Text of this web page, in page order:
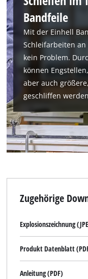
This
to
the
Bandfeile
Mit der Einhell
Schleifarbeiten
kein Problem.
können
aber auch
geschliffen
Zugehörige
Explosionszeichnung
Produkt Datenblatt
Anleitung (PDF)